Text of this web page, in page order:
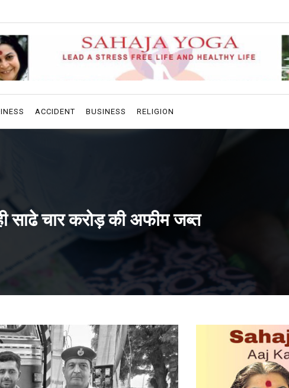
ACCIDENT BUSINESS RELIGION
साढे चार करोड़ की अफीम जब्त